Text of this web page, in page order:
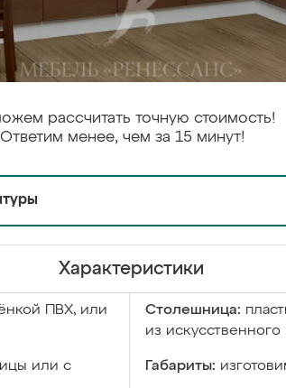
рассчитать точную стоимость!
Ответим менее, чем за 15 минут!
Характеристики
ПВХ, или
Столешница:
из
или с
Габариты: